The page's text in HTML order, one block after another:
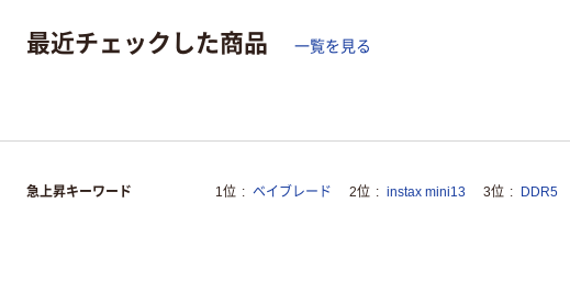
最近チェックした商品 一覧を見る
急上昇キーワード 1位 ベイブレード 2位 instax mini13 3位 DDR5